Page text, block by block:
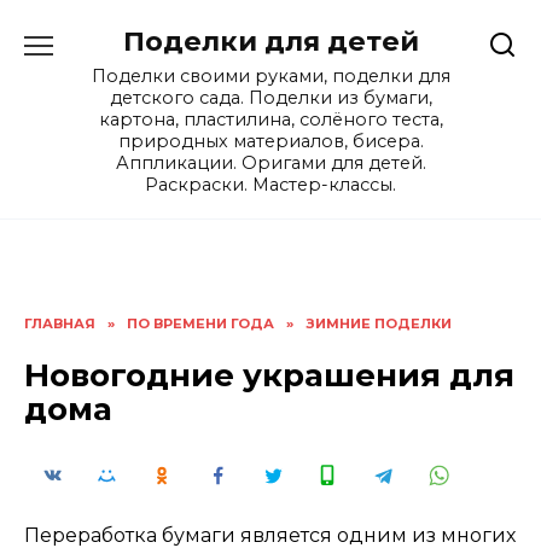
Поделки для детей
Поделки своими руками, поделки для
детского сада. Поделки из бумаги,
картона, пластилина, солёного теста,
природных материалов, бисера.
Аппликации. Оригами для детей.
Раскраски. Мастер-классы.
ГЛАВНАЯ » ПО ВРЕМЕНИ ГОДА » ЗИМНИЕ ПОДЕЛКИ
Новогодние украшения для
дома
Переработка бумаги является одним из многих